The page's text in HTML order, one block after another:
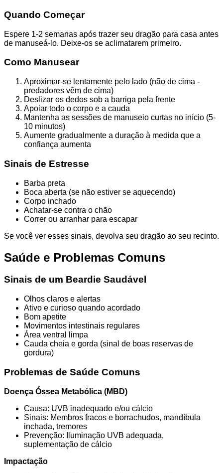
Quando Começar
Espere 1-2 semanas após trazer seu dragão para casa antes
de manuseá-lo. Deixe-os se aclimatarem primeiro.
Como Manusear
Aproximar-se lentamente pelo lado (não de cima -
predadores vêm de cima)
Deslizar os dedos sob a barriga pela frente
Apoiar todo o corpo e a cauda
Mantenha as sessões de manuseio curtas no início (5-
10 minutos)
Aumente gradualmente a duração à medida que a
confiança aumenta
Sinais de Estresse
Barba preta
Boca aberta (se não estiver se aquecendo)
Corpo inchado
Achatar-se contra o chão
Correr ou arranhar para escapar
Se você ver esses sinais, devolva seu dragão ao seu recinto.
Saúde e Problemas Comuns
Sinais de um Beardie Saudável
Olhos claros e alertas
Ativo e curioso quando acordado
Bom apetite
Movimentos intestinais regulares
Área ventral limpa
Cauda cheia e gorda (sinal de boas reservas de
gordura)
Problemas de Saúde Comuns
Doença Óssea Metabólica (MBD)
Causa: UVB inadequado e/ou cálcio
Sinais: Membros fracos e borrachudos, mandíbula
inchada, tremores
Prevenção: Iluminação UVB adequada,
suplementação de cálcio
Impactação